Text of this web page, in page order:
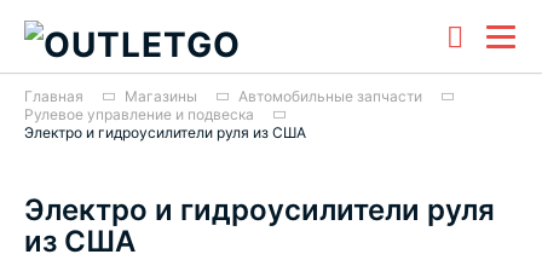
Главная Магазины
Автомобильные запчасти
Рулевое управление и подвеска
Электро и гидроусилители руля из США
Электро и гидроусилители руля
из США